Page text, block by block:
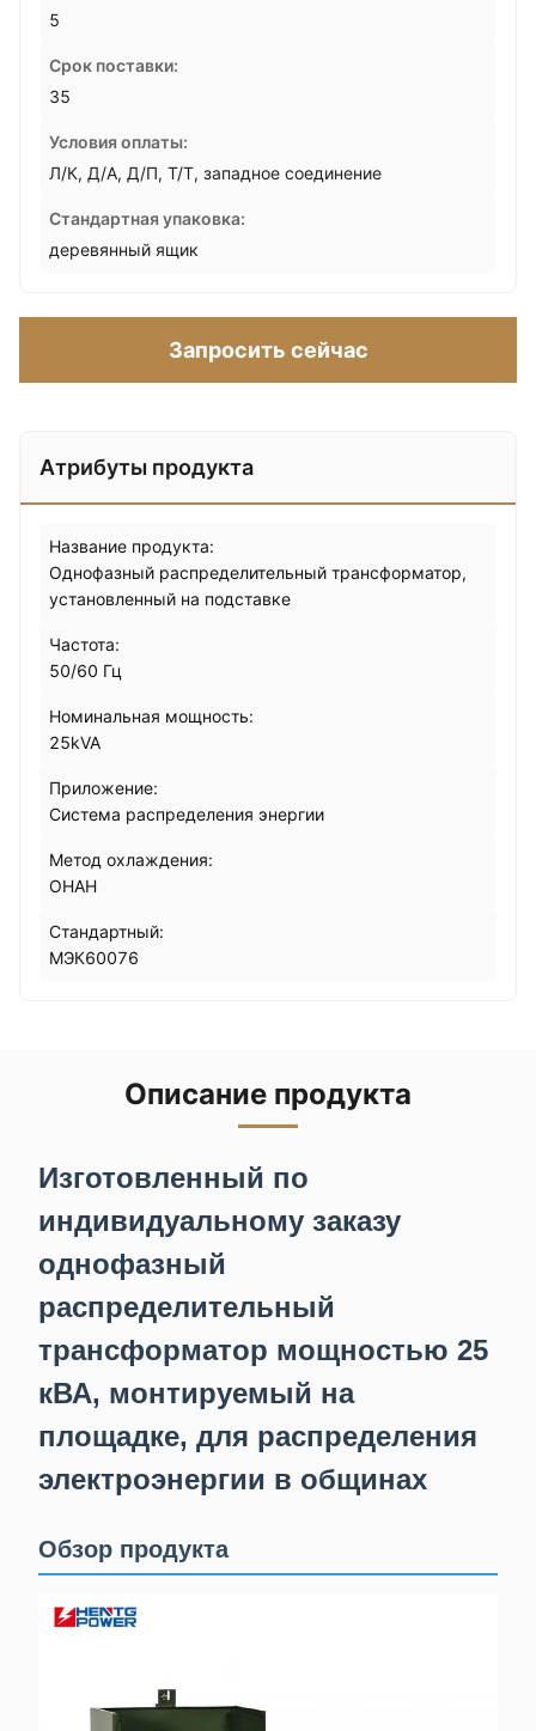
5
Срок поставки:
35
Условия оплаты:
Л/К, Д/А, Д/П, Т/Т, западное соединение
Стандартная упаковка:
деревянный ящик
Запросить сейчас
Атрибуты продукта
Название продукта:
Однофазный распределительный трансформатор,
установленный на подставке
Частота:
50/60 Гц
Номинальная мощность:
25kVA
Приложение:
Система распределения энергии
Метод охлаждения:
ОНАН
Стандартный:
МЭК60076
Описание продукта
Изготовленный по
индивидуальному заказу
однофазный
распределительный
трансформатор мощностью 25
кВА, монтируемый на
площадке, для распределения
электроэнергии в общинах
Обзор продукта